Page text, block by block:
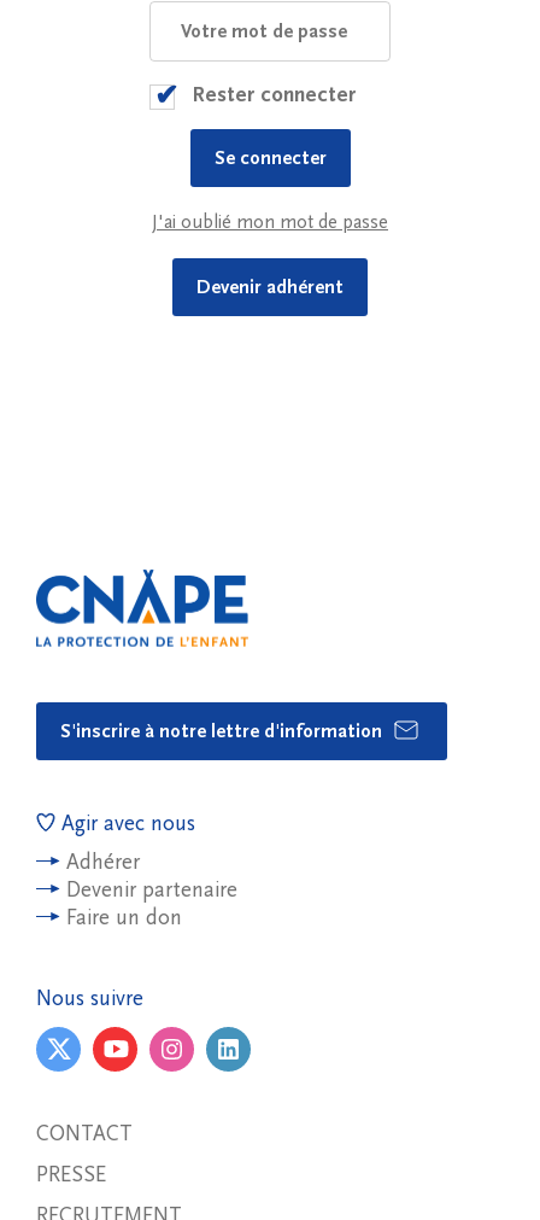
Rester connecter
J'ai oublié mon mot de passe
Devenir adhérent
S'inscrire à notre lettre d'information
Agir avec nous
Adhérer
Devenir partenaire
Faire un don
Nous suivre
CONTACT
PRESSE